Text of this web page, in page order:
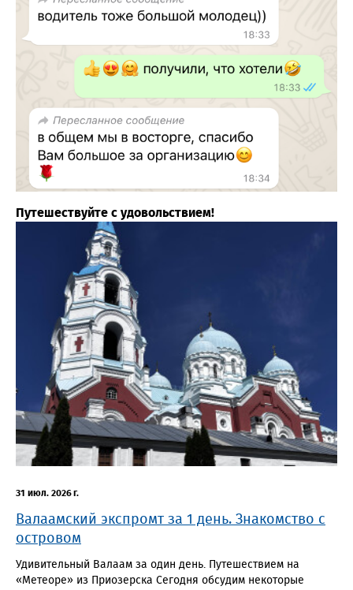
Путешествуйте с удовольствием!
31 июл. 2026 г.
Валаамский экспромт за 1 день. Знакомство с
островом
Удивительный Валаам за один день. Путешествием на
«Метеоре» из Приозерска Сегодня обсудим некоторые